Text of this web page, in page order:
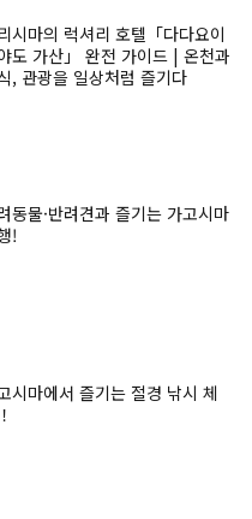
시마의 럭셔리 호텔「다다요이
도 가산」 완전 가이드 | 온천과
, 관광을 일상처럼 즐기다
동물·반려견과 즐기는 가고시마
!
시마에서 즐기는 절경 낚시 체